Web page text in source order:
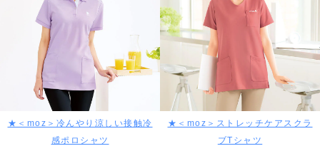
★＜moz＞冷んやり涼しい接触冷
感ポロシャツ
★＜moz＞ストレッチケアスクラ
ブTシャツ